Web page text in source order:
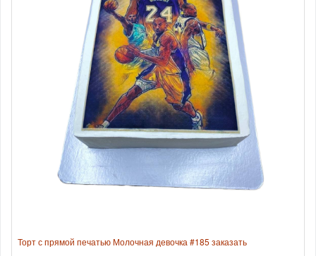
Торт с прямой печатью Молочная девочка #185 заказать